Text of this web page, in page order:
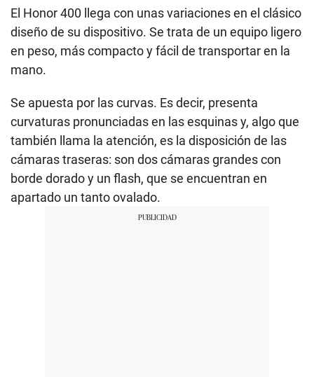
El Honor 400 llega con unas variaciones en el clásico
diseño de su dispositivo. Se trata de un equipo ligero
en peso, más compacto y fácil de transportar en la
mano.
Se apuesta por las curvas. Es decir, presenta
curvaturas pronunciadas en las esquinas y, algo que
también llama la atención, es la disposición de las
cámaras traseras: son dos cámaras grandes con
borde dorado y un flash, que se encuentran en
apartado un tanto ovalado.